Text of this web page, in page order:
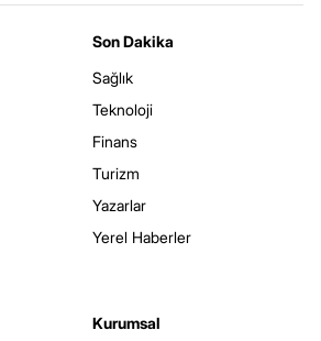
Son Dakika
Sağlık
Teknoloji
Finans
Turizm
Yazarlar
Yerel Haberler
Kurumsal